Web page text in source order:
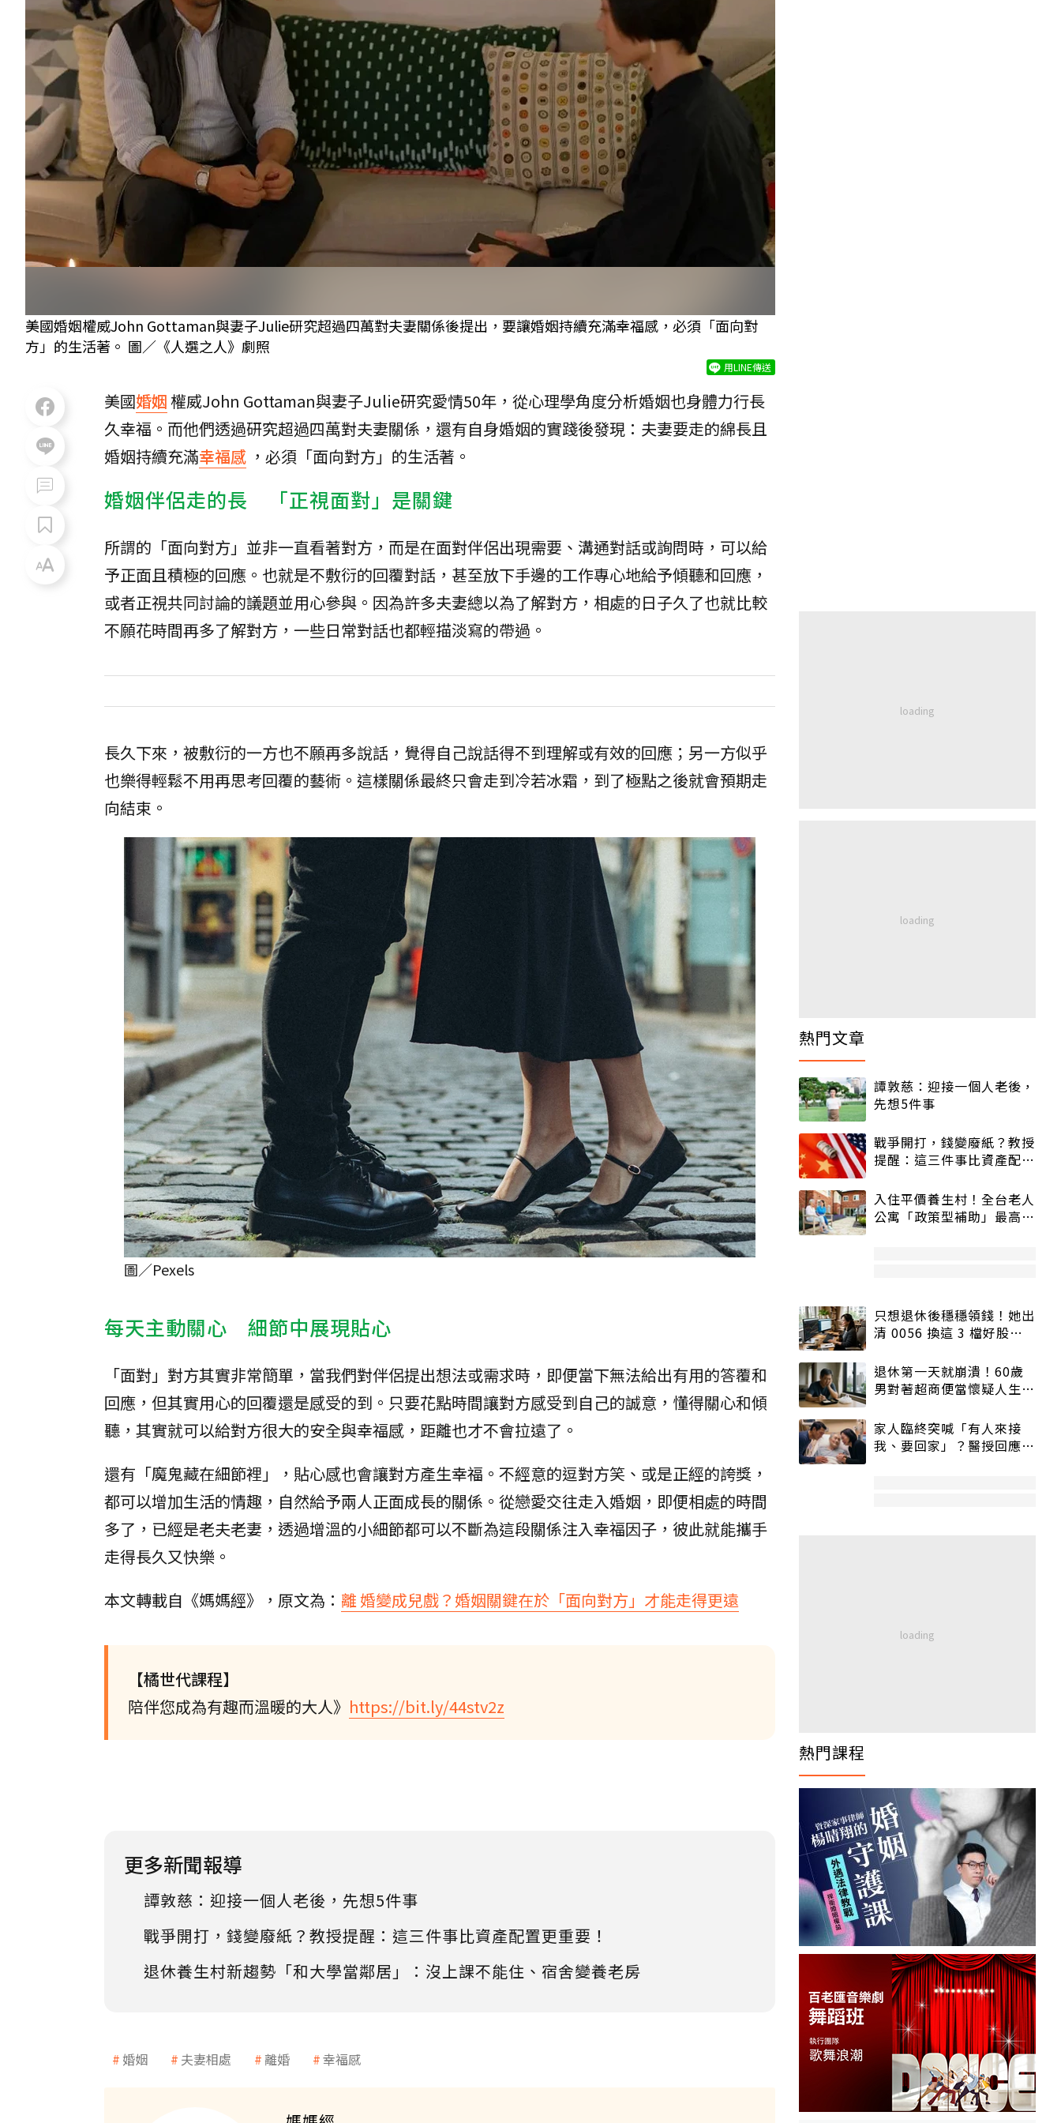
美國婚姻權威John Gottaman與妻子Julie研究超過四萬對夫妻關係後提出，要讓婚姻持續充滿幸福感，必須「面向對
方」的生活著。 圖／《人選之人》劇照
用LINE傳送
美國婚姻權威John Gottaman與妻子Julie研究愛情50年，從心理學角度分析婚姻也身體力行長
久幸福。而他們透過研究超過四萬對夫妻關係，還有自身婚姻的實踐後發現：夫妻要走的綿長且
婚姻持續充滿幸福感 ，必須「面向對方」的生活著。
婚姻伴侶走的長 「正視面對」是關鍵
所謂的「面向對方」並非一直看著對方，而是在面對伴侶出現需要、溝通對話或詢問時，可以給
予正面且積極的回應。也就是不敷衍的回覆對話，甚至放下手邊的工作專心地給予傾聽和回應，
或者正視共同討論的議題並用心參與。因為許多夫妻總以為了解對方，相處的日子久了也就比較
不願花時間再多了解對方，一些日常對話也都輕描淡寫的帶過。
長久下來，被敷衍的一方也不願再多說話，覺得自己說話得不到理解或有效的回應；另一方似乎
也樂得輕鬆不用再思考回覆的藝術。這樣關係最終只會走到冷若冰霜，到了極點之後就會預期走
向結束。
圖／Pexels
每天主動關心 細節中展現貼心
「面對」對方其實非常簡單，當我們對伴侶提出想法或需求時，即便當下無法給出有用的答覆和
回應，但其實用心的回覆還是感受的到。只要花點時間讓對方感受到自己的誠意，懂得關心和傾
聽，其實就可以給對方很大的安全與幸福感，距離也才不會拉遠了。
還有「魔鬼藏在細節裡」，貼心感也會讓對方產生幸福。不經意的逗對方笑、或是正經的誇獎，
都可以增加生活的情趣，自然給予兩人正面成長的關係。從戀愛交往走入婚姻，即便相處的時間
多了，已經是老夫老妻，透過增溫的小細節都可以不斷為這段關係注入幸福因子，彼此就能攜手
走得長久又快樂。
本文轉載自《媽媽經》，原文為： 離 婚變成兒戲？婚姻關鍵在於「面向對方」才能走得更遠
【橘世代課程】
陪伴您成為有趣而溫暖的大人》 https://bit.ly/44stv2z
更多新聞報導
譚敦慈：迎接一個人老後，先想5件事
戰爭開打，錢變廢紙？教授提醒：這三件事比資產配置更重要！
退休養生村新趨勢「和大學當鄰居」：沒上課不能住、宿舍變養老房
婚姻 夫妻相處 離婚 幸福感
熱門文章
譚敦慈：迎接一個人老後，
先想5件事
戰爭開打，錢變廢紙？教授
提醒：這三件事比資產配置
入住平價養生村！全台老人
公寓「政策型補助」最高打
只想退休後穩穩領錢！她出
清 0056 換這 3 檔好股：
退休第一天就崩潰！60歲
男對著超商便當懷疑人生
家人臨終突喊「有人來接
我、要回家」？醫授回應方
熱門課程